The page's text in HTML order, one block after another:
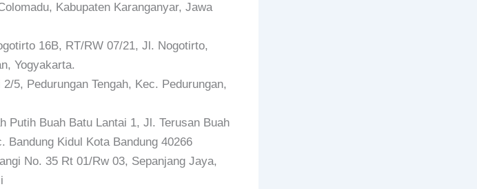
Kabupaten Karanganyar, Jawa
16B, RT/RW 07/21, Jl. Nogotirto,
Yogyakarta.
5, Pedurungan Tengah, Kec. Pedurungan,
Putih Buah Batu Lantai 1, Jl. Terusan Buah
Bandung Kidul Kota Bandung 40266
No. 35 Rt 01/Rw 03, Sepanjang Jaya,